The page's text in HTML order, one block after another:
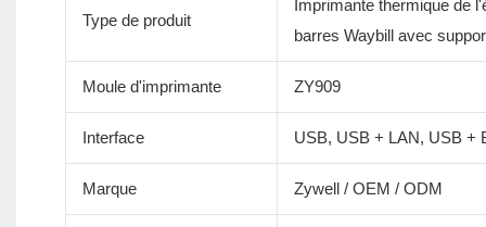
Type de produit
Imprimante thermique de
barres Waybill avec
Moule d'imprimante ZY909
Interface USB, USB + LAN, USB +
Marque Zywell / OEM / ODM